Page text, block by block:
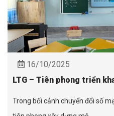
16/10/2025
LTG – Tiên phong triển
Trong bối cảnh chuyển đổi số